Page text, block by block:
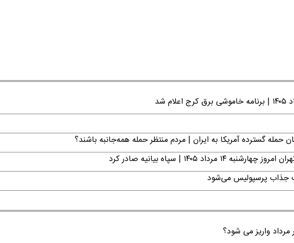
گسترده آمریکا به ایران | مردم منتظر حمله همه‌جانبه باشند؟
۱۴۰۵ | سپاه بیانیه صادر کرد
جذاب پرسپولیس می‌شود
مرداد واریز می شود؟